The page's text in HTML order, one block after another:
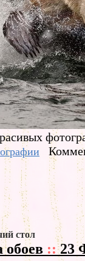
стол
обоев ::23